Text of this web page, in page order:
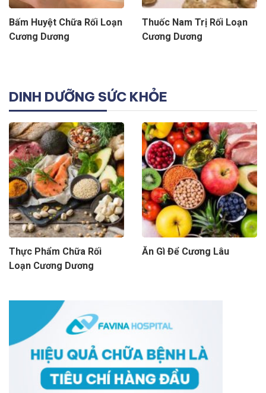
Bấm Huyệt Chữa Rối Loạn
Cương Dương
Thuốc Nam Trị Rối Loạn
Cương Dương
DINH DƯỠNG SỨC KHỎE
Thực Phẩm Chữa Rối
Loạn Cương Dương
Ăn Gì Để Cương Lâu